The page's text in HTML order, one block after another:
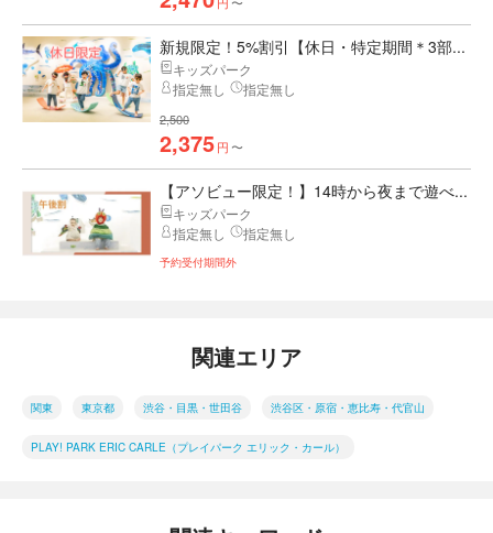
新規限定！5%割引【休日・特定期間＊3部...
キッズパーク
指定無し
指定無し
2,500
2,375円 〜
【アソビュー限定！】14時から夜まで遊べ...
キッズパーク
指定無し
指定無し
予約受付期間外
関連エリア
関東 東京都 渋谷・目黒・世田谷 渋谷区・原宿・恵比寿・代官山
PLAY! PARK ERIC CARLE（プレイパーク エリック・カール）